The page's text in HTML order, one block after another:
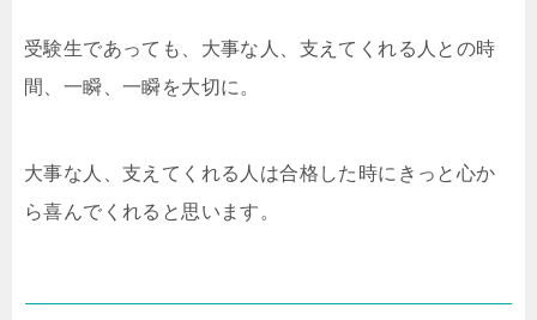
受験生であっても、大事な人、支えてくれる人との時
間、一瞬、一瞬を大切に。
大事な人、支えてくれる人は合格した時にきっと心か
ら喜んでくれると思います。